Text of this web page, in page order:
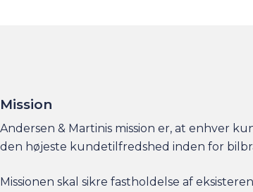
Mission
Andersen & Martinis mission er, at enhver
den højeste kundetilfredshed inden for
Missionen skal sikre fastholdelse af